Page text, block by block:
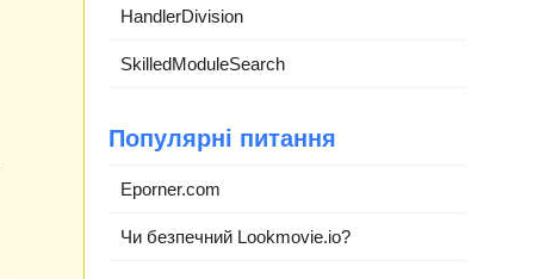
HandlerDivision
SkilledModuleSearch
Популярні питання
Eporner.com
Чи безпечний Lookmovie.io?